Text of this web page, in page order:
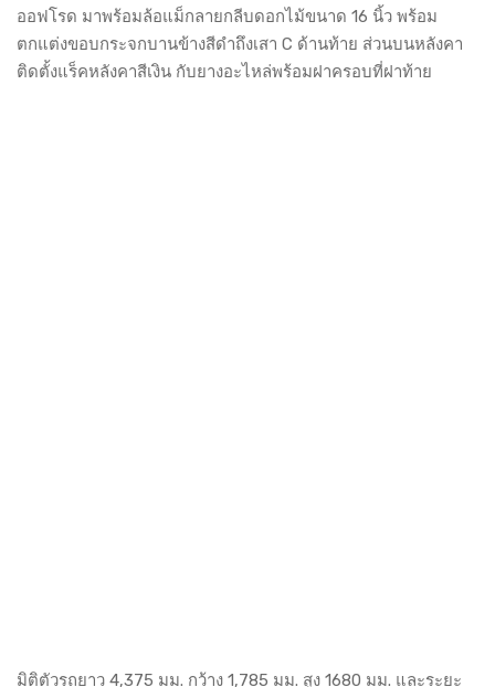
ออฟโรด มาพร้อมล้อแม็กลายกลีบดอกไม้ขนาด 16 นิ้ว พร้อม
ตกแต่งขอบกระจกบานข้างสีดำถึงเสา C ด้านท้าย ส่วนบนหลังคา
ติดตั้งแร็คหลังคาสีเงิน กับยางอะไหล่พร้อมฝาครอบที่ฝาท้าย
มิติตัวรถยาว 4,375 มม. กว้าง 1,785 มม. สูง 1680 มม. และระยะ